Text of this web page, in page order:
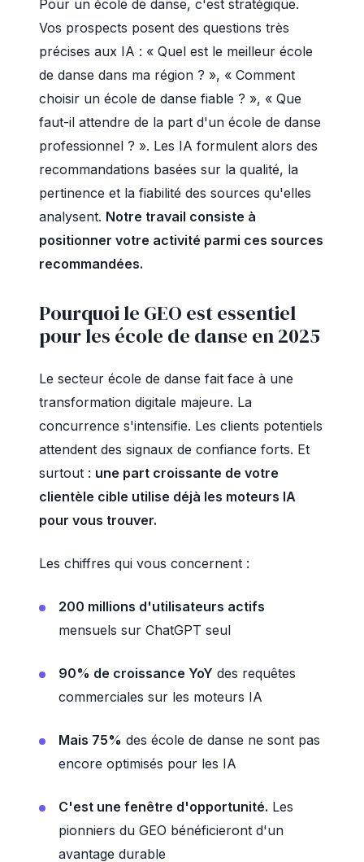
Pour un école de danse, c'est stratégique.
Vos prospects posent des questions très
précises aux IA : « Quel est le meilleur école
de danse dans ma région ? », « Comment
choisir un école de danse fiable ? », « Que
faut-il attendre de la part d'un école de danse
professionnel ? ». Les IA formulent alors des
recommandations basées sur la qualité, la
pertinence et la fiabilité des sources qu'elles
analysent. Notre travail consiste à
positionner votre activité parmi ces sources
recommandées.
Pourquoi le GEO est essentiel
pour les école de danse en 2025
Le secteur école de danse fait face à une
transformation digitale majeure. La
concurrence s'intensifie. Les clients potentiels
attendent des signaux de confiance forts. Et
surtout : une part croissante de votre
clientèle cible utilise déjà les moteurs IA
pour vous trouver.
Les chiffres qui vous concernent :
200 millions d'utilisateurs actifs
mensuels sur ChatGPT seul
90% de croissance YoY des requêtes
commerciales sur les moteurs IA
Mais 75% des école de danse ne sont pas
encore optimisés pour les IA
C'est une fenêtre d'opportunité. Les
pionniers du GEO bénéficieront d'un
avantage durable